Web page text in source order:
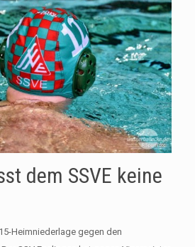
dem SSVE keine
Heimniederlage gegen den